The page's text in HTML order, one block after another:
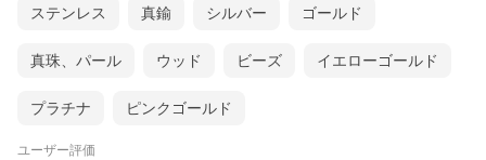
ステンレス 真鍮 シルバー ゴールド
真珠、パール ウッド ビーズ イエローゴールド
プラチナ ピンクゴールド
ユーザー評価